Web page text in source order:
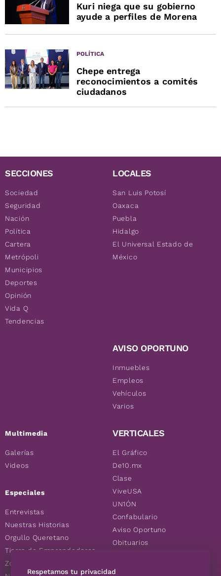
Kuri niega que su gobierno
ayude a perfiles de Morena
POLÍTICA
Chepe entrega
reconocimientos a comités
ciudadanos
SECCIONES
Sociedad
Seguridad
Nación
Política
Cartera
Metrópoli
Municipios
Deportes
Opinión
Vida Q
Tendencias
Multimedia
Galerías
Videos
Especiales
Entrevistas
Nuestras Historias
Orgullo Queretano
Tierra de Emprendedores
Zoociales
LOCALES
San Luis Potosí
Oaxaca
Puebla
Hidalgo
El Universal Estado de
México
AVISO OPORTUNO
Inmuebles
Empleos
Vehículos
Varios
VERTICALES
El Gráfico
De10.mx
Clase
ViveUSA
UN1ÓN
Confabulario
Aviso Oportuno
Obituarios
Consultas
Respetamos tu privacidad